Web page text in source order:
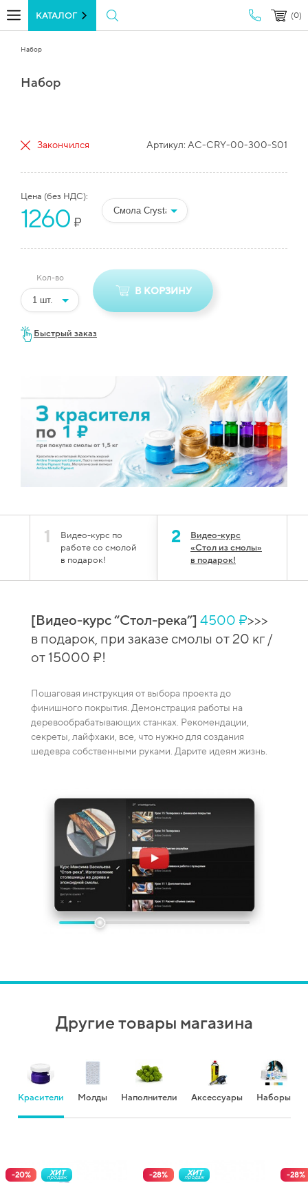
КАТАЛОГ (0)
Набор
Набор
Закончился Артикул: AC-CRY-00-300-S01
Цена (без НДС):
1260 ₽
Кол-во
В КОРЗИНУ
Быстрый заказ
1
Видео-курс по
работе со смолой
в подарок!
2
Видео-курс
«Стол из смолы»
в подарок!
[Видео-курс “Стол-река”] 4500 ₽>>>
в подарок, при заказе смолы от 20 кг /
от 15000 ₽!
Пошаговая инструкция от выбора проекта до
финишного покрытия. Демонстрация работы на
деревообрабатывающих станках. Рекомендации,
секреты, лайфхаки, все, что нужно для создания
шедевра собственными руками. Дарите идеям жизнь.
Другие товары магазина
Красители Молды Наполнители Аксессуары Наборы
-20% ХИТ
продаж -28% ХИТ
продаж -28%